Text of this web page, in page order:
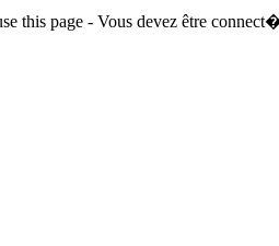
this page - Vous devez être